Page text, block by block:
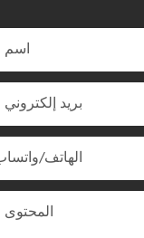
اسم
بريد إلكتروني
الهاتف/
المحتوى